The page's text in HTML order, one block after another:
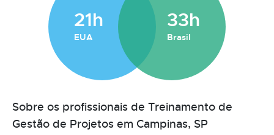
21h
EUA
33h
Brasil
Sobre os profissionais de Treinamento de
Gestão de Projetos em Campinas, SP